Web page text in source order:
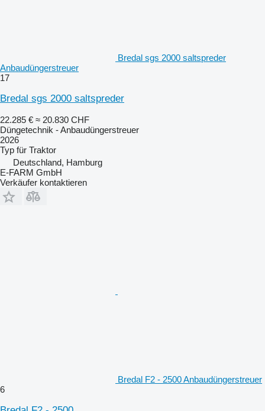
Bredal sgs 2000 saltspreder
Anbaudüngerstreuer
17
Bredal sgs 2000 saltspreder
22.285 € ≈ 20.830 CHF
Düngetechnik - Anbaudüngerstreuer
2026
Typ für Traktor
Deutschland, Hamburg
E-FARM GmbH
Verkäufer kontaktieren
Bredal F2 - 2500 Anbaudüngerstreuer
6